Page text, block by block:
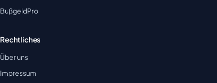
BußgeldPro
Rechtliches
Über uns
Impressum